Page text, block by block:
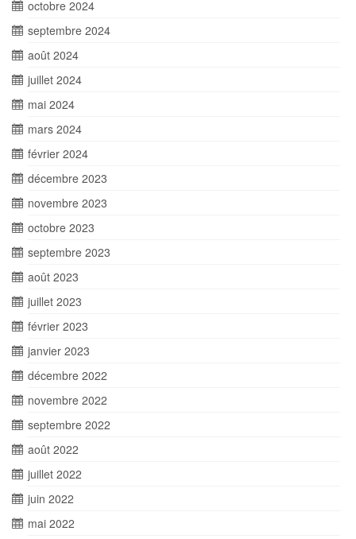
octobre 2024
septembre 2024
août 2024
juillet 2024
mai 2024
mars 2024
février 2024
décembre 2023
novembre 2023
octobre 2023
septembre 2023
août 2023
juillet 2023
février 2023
janvier 2023
décembre 2022
novembre 2022
septembre 2022
août 2022
juillet 2022
juin 2022
mai 2022